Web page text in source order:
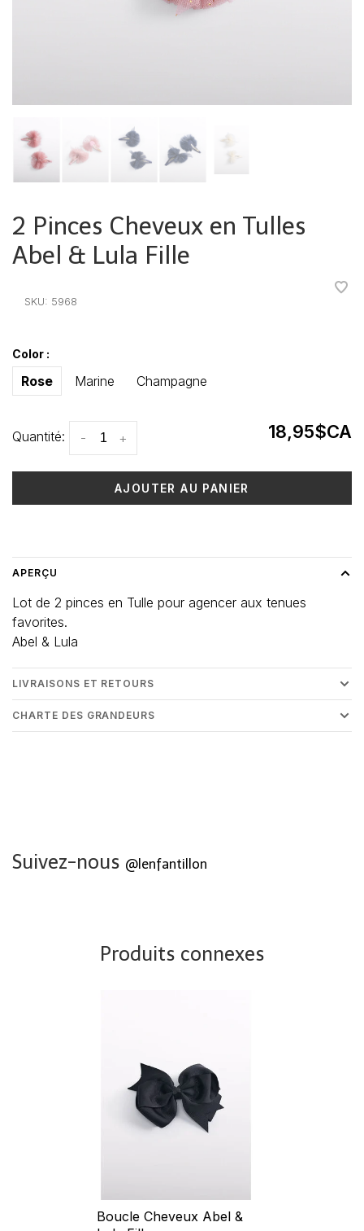
2 Pinces Cheveux en Tulles
Abel & Lula Fille
SKU: 5968
Color :
Rose Marine Champagne
Quantité: +
- 18,95$CA
AJOUTER AU PANIER
APERÇU
Lot de 2 pinces en Tulle pour agencer aux tenues
favorites.
Abel & Lula
LIVRAISONS ET RETOURS
CHARTE DES GRANDEURS
Suivez-nous @lenfantillon
Produits connexes
Boucle Cheveux Abel &